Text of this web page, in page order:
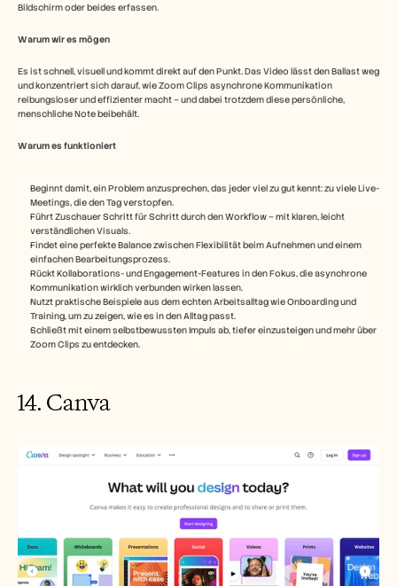
Bildschirm oder beides erfassen.
Warum wir es mögen
Es ist schnell, visuell und kommt direkt auf den Punkt. Das Video lässt den Ballast weg
und konzentriert sich darauf, wie Zoom Clips asynchrone Kommunikation
reibungsloser und effizienter macht – und dabei trotzdem diese persönliche,
menschliche Note beibehält.
Warum es funktioniert
Beginnt damit, ein Problem anzusprechen, das jeder viel zu gut kennt: zu viele Live-
Meetings, die den Tag verstopfen.
Führt Zuschauer Schritt für Schritt durch den Workflow – mit klaren, leicht
verständlichen Visuals.
Findet eine perfekte Balance zwischen Flexibilität beim Aufnehmen und einem
einfachen Bearbeitungsprozess.
Rückt Kollaborations- und Engagement-Features in den Fokus, die asynchrone
Kommunikation wirklich verbunden wirken lassen.
Nutzt praktische Beispiele aus dem echten Arbeitsalltag wie Onboarding und
Training, um zu zeigen, wie es in den Alltag passt.
Schließt mit einem selbstbewussten Impuls ab, tiefer einzusteigen und mehr über
Zoom Clips zu entdecken.
14. Canva